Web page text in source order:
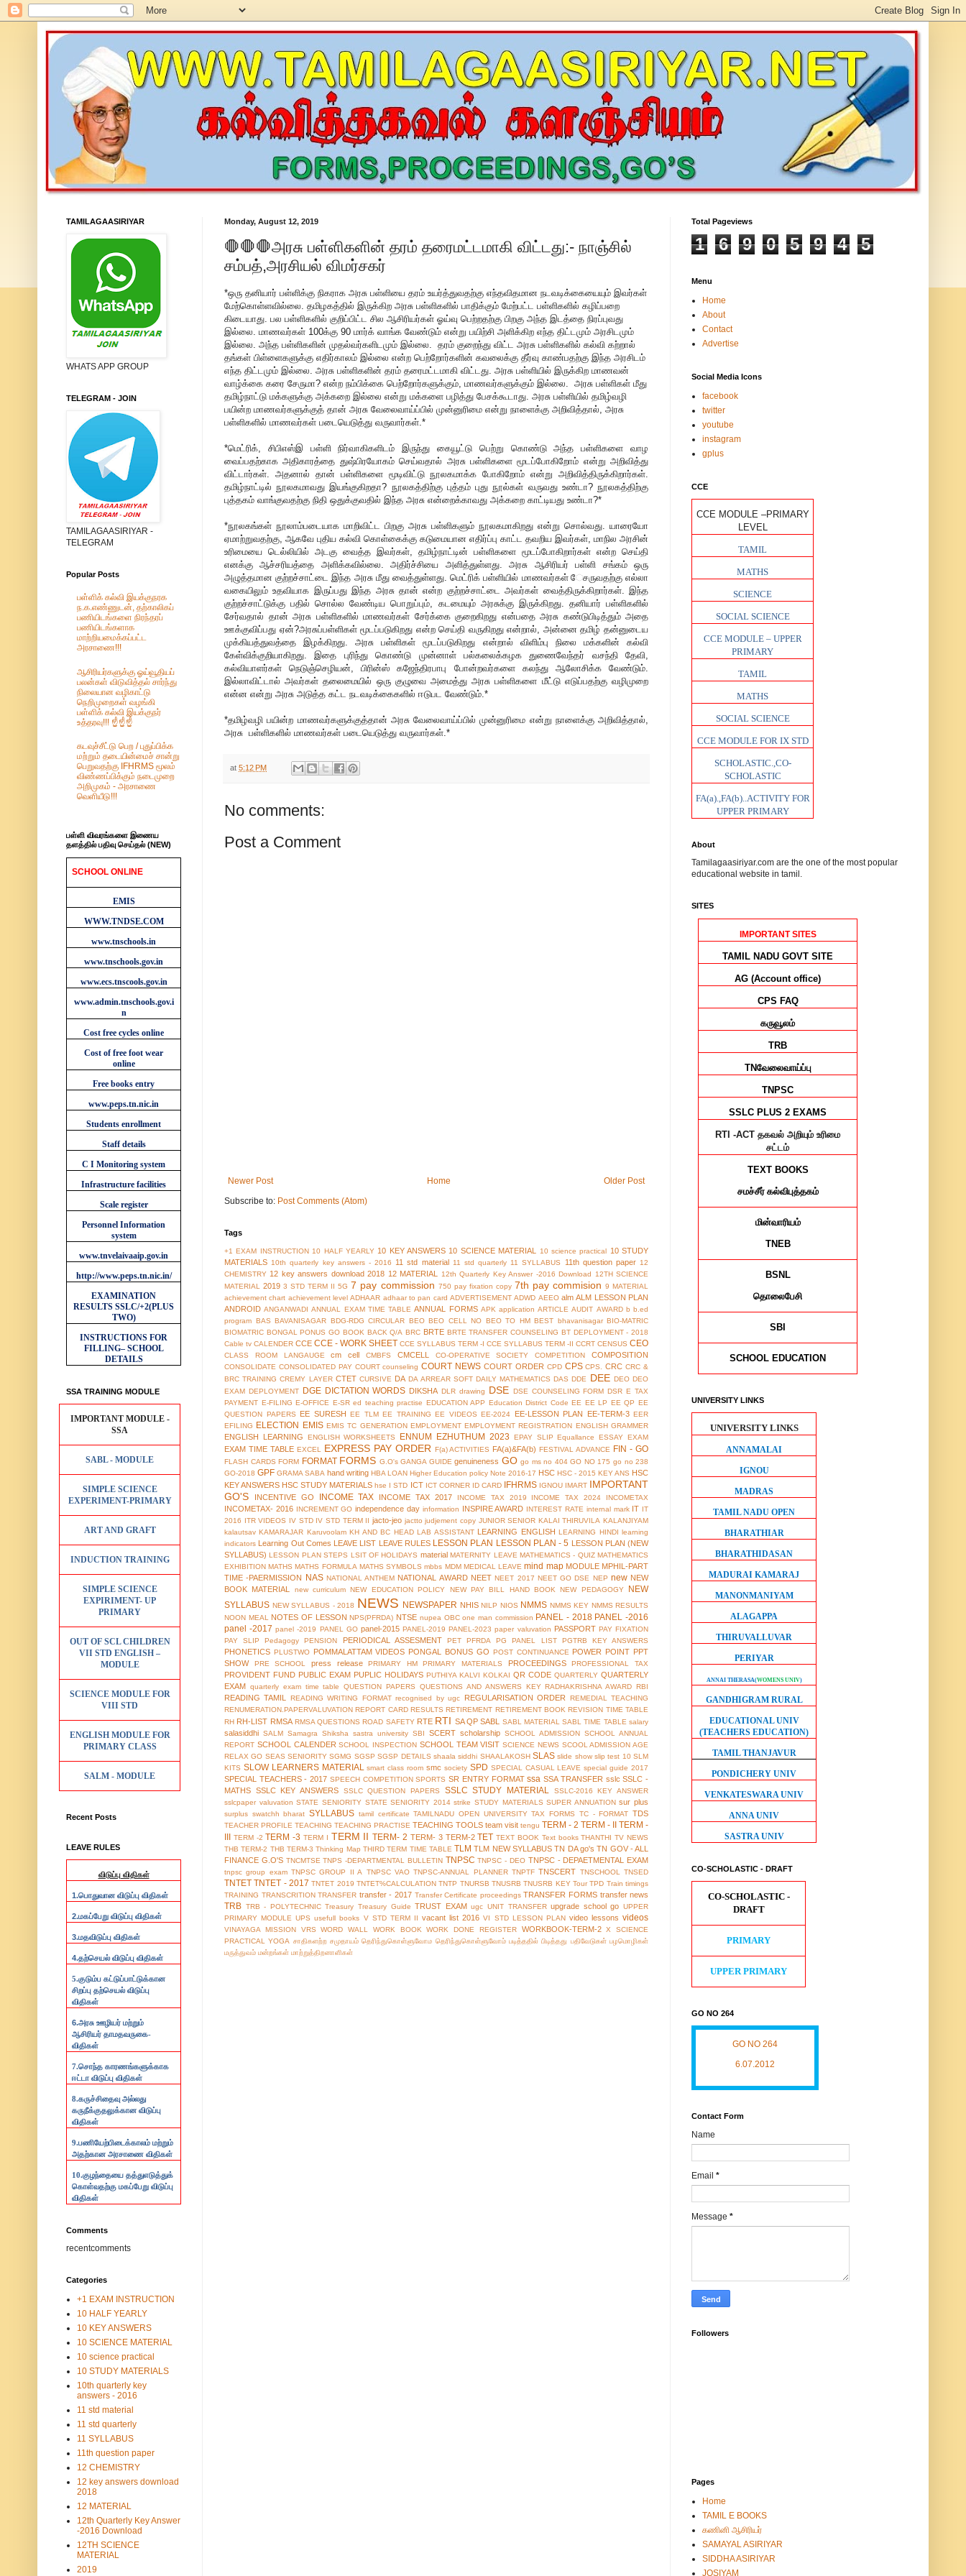
Monday, August 12, 2019
🛑🛑🛑அரசு பள்ளிகளின் தரம் தரைமட்டமாகி விட்டது:- நாஞ்சில்
சம்பத்,அரசியல் விமர்சகர்
*ஒரு தனியார் பள்ளிக்கு நிகராக அரசு பள்ளியை தரம் உயர்த்துவதற்கு எந்தவிதமான நடவடிக்கையையும் இவர்கள்
மேற்கொள்ளவில்லை. தமிழகத்தில் இருக்கிற அரசு பள்ளிகளில் பாதிக்கும் மேற்பட்ட பள்ளிகளில் கழிப்பறை
கிடையாது. பல பள்ளிகளில் குறிப்பிட்ட சில ஆசிரியர்கள் ஓய்வு பெற்றதற்கு பிறகு அந்த இடத்தை நிரப்புவது
இல்லை. மாணவர்கள் 100க்கு 90 மார்க் வாங்க வேண்டும் என்று பயிற்சி அளிக்கிற எந்த திட்டமும் அரசிடமும்
இல்லை. அந்த பள்ளிகளின் முதல்வர்களிடமும் இல்லை. தரம் குறைந்து விட்ட அரசு பள்ளிகளில் கல்வி கற்றால்
தங்கள் பிள்ளைகளுக்கு எதிர்காலம் இல்லை என்ற பெற்றோர்களின் கவலைக்கு தீர்வு காண்பதற்கு இந்த அரசிடம்
எந்த திட்டமும் இல்லை. அரசு பள்ளிகளின் தரம் தரைமட்டமாகி விட்டது. அரசு பள்ளியில் இருக்கிற மாணவன்
வாழ்க்கை கரை சேருமா? என்ற நம்பிக்கை பெற்றோர்களுக்கும், மாணவர்களுக்கும் இல்லை. அரசு பள்ளிகள் மீது
தமிழ்நாட்டு மக்களுக்கு அக்கறை இல்லை என்று மக்களை பழித்து பேசக்கூடாது. அரசு பள்ளியில் தமிழ்வழி
பயின்ற மாணவர்களுக்குத் தான் அரசு வேலைவாய்ப்பில் முன்னுரிமை என்று நாளைக்கு அறிவித்தால், அரசு
பள்ளிகளில் மாணவர்கள் படையெடுத்து வருவார்கள்.*
*மெட்ரிக், சிபிஎஸ்இ பள்ளி நிர்வாகிகளிடம் இருந்து கையூட்டு பெற்று கொண்டு அந்த பள்ளிகளை வாழ
வைப்பதற்காக அதிகாரத்தை துஷ்பிரயோகம் செய்வதால் அரசு பள்ளிகளை மூடப்போகிறோம் என்று அறிவித்து
விட்டார்கள். அதனால் தான் பள்ளிகளை மூடிவிட்டு நூலகமாக்க போகிறோம் என்று அறிவித்திருக்கிறார்கள்.
தமிழ்நாட்டில் நூலகமாவது இயங்குகிறதா? நூலகத்திற்கு புத்தம் புது நூல்கள் வருவது உண்டா? நூலகத்திற்கு
புத்தகம் வாங்குவதற்கு நிதி ஒதுக்குவதில் இந்த அரசு என்றைக்காவது அக்கறை காட்டியது உண்டா?*
*நூலகங்கள் நூலாம்படையாக மாறிவிட்ட பிறகு அரசு பள்ளிகளும் நூலகமாகிறது என்று சொல்வது. யாரையோ
ஏமாற்றுவதற்கு, ஆகவே புதிய கல்வி கொள்கைக்கு கடுமையான எதிர்ப்பு காட்ட தவறிய இவர்கள், மாநில அரசின்
உரிமையை டெல்லியில் அடகு வைத்த இவர்கள், தமிழ்நாட்டின் பள்ளிகளை மூடப்போகிறார்கள் என்ற செய்தி
எனக்கு ஆச்சரியத்தை அளிக்கவில்லை. அதிர்ச்சியை அளித்துள்ளது. அரசு ஆசிரியர் பள்ளி சங்கம் ஒரு
அழுத்தமான குற்றச்சாட்டை இந்த அரசு மீது வைத்துள்ளது. மெட்ரிக் பள்ளியில் மாணவர்கள் ேசருவதற்கு எல்லா
வகையிலும் உதவியாக இருப்பது இந்த அரசு தான் என்ற குற்றச்சாட்டை அவர்கள் வைத்திருக்கிறார்கள். இந்த
குற்றச்சாட்டுக்கு பதில் சொல்ல வேண்டிய பொறுப்பும், கடமையும் அரசுக்கு இருக்கிறது. தனியார் பள்ளிகளில்
சேர்வதால் தான் அரசு பள்ளிகளில் மாணவர்கள் சேர்க்கை குறைகிறது என்பதை அரசு கண்டுபிடித்தும் அதை
ஊக்குவிப்பது ஏன்?அரசுப்பள்ளிகள் மூடப்படுகிறது என்ற செய்தி வருகிறது என்றால், அன்னை தமிழ் தன்னுடைய
முக்கியத்துவத்தை இழக்கிறது. அரசு பள்ளிகள் மூடப்படுகிறது என்றால் விளிம்பு நிலை மக்களின் கல்வி
கேள்விக்குறியாகிறது. இதை புரிந்து கொண்டு முன்னாள் பல்கலைக்கழக துணைவேந்தர் வசந்தி தேவி,
கல்வியாளர்கள் நெடுஞ்செழியன், பிரின்ஸ் கஜேந்திரபாபு போன்றவர்களை கலந்து ஆலோசிக்க வேண்டும்.
இல்லாவிட்டால் அவர்கள் தலைமையில் ஒரு குழுவை அமைத்து அரசு பள்ளிகளை மீட்டு எடுப்பதற்கு வழிமுறை
என்ன என்று அரசு அடுத்த கட்ட நடவடிக்கைகளில் ஈடுபட வேண்டும்.*
*தமிழ்வழி பயின்ற மாணவர்களுக்குத்தான் அரசு வேலைவாய்ப்பில் முன்னுரிமை என்று நாளைக்கு அறிவித்தால்,
அரசு பள்ளிகளில் மாணவர்கள் படையெடுத்து வருவார்கள்.*
at 5:12 PM
No comments:
Post a Comment
Newer Post Older Post
Home
Subscribe to: Post Comments (Atom)
Tags
+1 EXAM INSTRUCTION 10 HALF YEARLY 10 KEY ANSWERS 10 SCIENCE MATERIAL 10 science practical 10 STUDY
MATERIALS 10th quarterly key answers - 2016 11 std material 11 std quarterly 11 SYLLABUS 11th question paper 12
CHEMISTRY 12 key answers download 2018 12 MATERIAL 12th Quarterly Key Answer -2016 Download
12TH SCIENCE
MATERIAL
2019 3 STD TERM II 5G 7 pay commission 750 pay fixation copy 7th pay commision 9 MATERIAL
achievement chart achievement level ADHAAR adhaar to pan card ADVERTISEMENT ADWD AEEO alm ALM LESSON PLAN
ANDROID ANGANWADI ANNUAL EXAM TIME TABLE ANNUAL FORMS APK application ARTICLE AUDIT AWARD b b.ed
program BAS BAVANISAGAR BDG-RDG CIRCULAR BEO BEO CELL NO BEO TO HM BEST bhavanisagar BIO-MATRIC
BIOMATRIC BONGAL PONUS GO BOOK BACK Q/A BRC BRTE BRTE TRANSFER COUNSELING BT DEPLOYMENT - 2018
Cable tv CALENDER CCE CCE - WORK SHEET CCE SYLLABUS TERM -I CCE SYLLABUS TERM -II CCRT CENSUS CEO
CLASS ROOM LANGAUGE cm cell CMBFS CMCELL CO-OPERATIVE SOCIETY COMPETITION COMPOSITION
CONSOLIDATE CONSOLIDATED PAY COURT counseling COURT NEWS COURT ORDER CPD CPS CPS. CRC CRC &
BRC TRAINING CREMY LAYER CTET CURSIVE DA DA ARREAR SOFT DAILY MATHEMATICS DAS DDE DEE DEO DEO
EXAM DEPLOYMENT DGE DICTATION WORDS DIKSHA DLR drawing DSE DSE COUNSELING FORM DSR E TAX
PAYMENT E-FILING E-OFFICE E-SR ed teaching practise EDUCATION APP Education District Code EE EE LP EE QP EE
QUESTION PAPERS
EE SURESH EE TLM EE TRAINING EE VIDEOS EE-2024 EE-LESSON PLAN EE-TERM-3 EER
EFILING
ELECTION EMIS EMIS TC GENERATION EMPLOYMENT EMPLOYMENT REGISTRATION ENGLISH GRAMMER
ENGLISH LEARNING ENGLISH WORKSHEETS ENNUM EZHUTHUM 2023 EPAY SLIP Equallance ESSAY EXAM
EXAM TIME TABLE EXCEL EXPRESS PAY ORDER F(a) ACTIVITIES FA(a)&FA(b) FESTIVAL ADVANCE FIN - GO
FLASH CARDS FORM FORMAT FORMS G.O's GANGA GUIDE genuineness GO go ms no 404 GO NO 175 go no 238
GO-2018 GPF GRAMA SABA hand writing HBA LOAN Higher Education policy Note 2016-17 HSC HSC - 2015 KEY ANS HSC
KEY ANSWERS HSC STUDY MATERIALS hse I STD ICT ICT CORNER ID CARD IFHRMS IGNOU IMART IMPORTANT
GO'S
INCENTIVE GO INCOME TAX INCOME TAX 2017 INCOME TAX 2019 INCOME TAX 2024 INCOMETAX
INCOMETAX- 2016 INCREMENT GO independence day information INSPIRE AWARD INTEREST RATE internal mark IT IT
2016 ITR VIDEOS IV STD IV STD TERM II jacto-jeo jactto judjement copy JUNIOR SENIOR KALAI THIRUVILA KALANJIYAM
kalautsav KAMARAJAR Karuvoolam KH AND BC HEAD LAB ASSISTANT LEARNING ENGLISH LEARNING HINDI learning
indicators Learning Out Comes LEAVE LIST LEAVE RULES LESSON PLAN LESSON PLAN - 5 LESSON PLAN (NEW
SYLLABUS) LESSON PLAN STEPS LSIT OF HOLIDAYS material MATERNITY LEAVE MATHEMATICS - QUIZ MATHEMATICS
EXHIBITION MATHS MATHS FORMULA MATHS SYMBOLS mbbs MDM MEDICAL LEAVE mind map MODULE MPHIL-PART
TIME -PAERMISSION
NAS NATIONAL ANTHEM NATIONAL AWARD NEET NEET 2017 NEET GO DSE NEP new NEW
BOOK MATERIAL
new curriculum NEW EDUCATION POLICY NEW PAY BILL HAND BOOK NEW PEDAGOGY
NEW
SYLLABUS NEW SYLLABUS - 2018 NEWS NEWSPAPER NHIS NILP NIOS NMMS NMMS KEY NMMS RESULTS
NOON MEAL
NOTES OF LESSON NPS(PFRDA) NTSE nupea OBC one man commission PANEL - 2018 PANEL -2016
panel -2017 panel -2019 PANEL GO panel-2015 PANEL-2019 PANEL-2023 paper valuvation PASSPORT PAY FIXATION
PAY SLIP
Pedagogy PENSION PERIODICAL ASSESMENT PET PFRDA PG PANEL LIST PGTRB KEY ANSWERS
PHONETICS PLUSTWO POMMALATTAM VIDEOS PONGAL BONUS GO POST CONTINUANCE POWER POINT PPT
SHOW
PRE SCHOOL press release PRIMARY HM PRIMARY MATERIALS PROCEEDINGS PROFESSIONAL TAX
PROVIDENT FUND PUBLIC EXAM PUPLIC HOLIDAYS PUTHIYA KALVI KOLKAI QR CODE QUARTERLY QUARTERLY
EXAM quarterly exam time table QUESTION PAPERS QUESTIONS AND ANSWERS KEY RADHAKRISHNA AWARD RBI
READING TAMIL READING WRITING FORMAT recognised by ugc REGULARISATION ORDER
REMEDIAL TEACHING
RENUMERATION.PAPERVALUVATION REPORT CARD RESULTS RETIREMENT RETIREMENT BOOK REVISION TIME TABLE
RH RH-LIST RMSA RMSA QUESTIONS ROAD SAFETY RTE RTI SA QP SABL SABL MATERIAL SABL TIME TABLE salary
salasiddhi SALM Samagra Shiksha sastra university SBI SCERT scholarship SCHOOL ADMISSION SCHOOL ANNUAL
REPORT SCHOOL CALENDER SCHOOL INSPECTION SCHOOL TEAM VISIT SCIENCE NEWS SCOOL ADMISSION AGE
RELAX GO SEAS SENIORITY SGMG SGSP SGSP DETAILS shaala siddhi SHAALAKOSH SLAS slide show slip test 10 SLM
KITS SLOW LEARNERS MATERIAL smart class room smc society SPD SPECIAL CASUAL LEAVE special guide 2017
SPECIAL TEACHERS - 2017 SPEECH COMPETITION SPORTS SR ENTRY FORMAT ssa SSA TRANSFER sslc SSLC -
MATHS SSLC KEY ANSWERS SSLC QUESTION PAPERS SSLC STUDY MATERIAL
SSLC-2016 KEY ANSWER
sslcpaper valuvation STATE SENIORITY STATE SENIORITY 2014 strike STUDY MATERIALS SUPER ANNUATION sur plus
surplus swatchh bharat SYLLABUS tamil certificate TAMILNADU OPEN UNIVERSITY TAX FORMS TC - FORMAT TDS
TEACHER PROFILE TEACHING TEACHING PRACTISE TEACHING TOOLS team visit tengu TERM - 2 TERM - II
TERM -
TERM -2 TERM -3 TERM I TERM II TERM- 2 TERM- 3 TERM-2 TET TEXT BOOK Text books THANTHI TV NEWS
THB TERM-2 THB TERM-3 Thinking Map THIRD TERM TIME TABLE TLM TLM NEW SYLLABUS TN DA go's TN GOV - ALL
FINANCE G.O'S TNCMTSE TNPS -DEPARTMENTAL BULLETIN TNPSC TNPSC - DEO TNPSC - DEPAETMENTAL EXAM
tnpsc group exam TNPSC GROUP II A TNPSC VAO TNPSC-ANNUAL PLANNER TNPTF TNSCERT TNSCHOOL TNSED
TNTET TNTET - 2017 TNTET 2019 TNTET%CALCULATION TNTP TNURSB TNUSRB TNUSRB KEY Tour TPD Train timings
TRAINING TRANSCRITION TRANSFER transfer - 2017 Transfer Certificate proceedings TRANSFER FORMS transfer news
TRB TRB - POLYTECHNIC Treasury Treasury Guide TRUST EXAM ugc UNIT TRANSFER upgrade school go UPPER
PRIMARY MODULE UPS usefull books V STD TERM II vacant list 2016 VI STD LESSON PLAN video lessons videos
VINAYAGA MISSION VRS WORD WALL WORK BOOK WORK DONE REGISTER WORKBOOK-TERM-2
X SCIENCE
PRACTICAL
YOGA சாதிகளற்ற சமுதாயம் தெரிந்துகொள்ளுவோம தெரிந்துகொள்ளுவோம் படித்ததில் பிடித்தது பதிவேடுகள் பழமொழிகள்
மருத்துவம் மன்றங்கள் மாற்றுத்திறனாளிகள்
TAMILAGAASIRIYAR
WHATS APP GROUP
TELEGRAM - JOIN
TAMILAGAASIRIYAR -
TELEGRAM
Popular Posts
பள்ளிக் கல்வி இயக்குநரக
ந.க.எண்ணுடன், தற்காலிகப்
பணியிடங்களை நிரந்தரப்
பணியிடங்களாக
மாற்றியமைக்கப்பட்ட
அரசாணை!!!
ஆசிரியர்களுக்கு ஓய்வூதியப்
பலன்கள் விடுவித்தல் சார்ந்து
நிலையான வழிகாட்டு
நெறிமுறைகள் வழங்கி
பள்ளிக் கல்வி இயக்குநர்
உத்தரவு!!! ☝️☝️☝️
கடவுச்சீட்டு பெற / புதுப்பிக்க
மற்றும் தடையின்மைச் சான்று
பெறுவதற்கு IFHRMS மூலம்
விண்ணப்பிக்கும் நடைமுறை
அறிமுகம் - அரசாணை
வெளியீடு!!!
பள்ளி விவரங்களை இணைய
தளத்தில் பதிவு செய்தல் (NEW)
SCHOOL ONLINE
EMIS
WWW.TNDSE.COM
www.tnschools.in
www.tnschools.gov.in
www.ecs.tnscools.gov.in
www.admin.tnschools.gov.i
n
Cost free cycles online
Cost of free foot wear
online
Free books entry
www.peps.tn.nic.in
Students enrollment
Staff details
C I Monitoring system
Infrastructure facilities
Scale register
Personnel Information
system
www.tnvelaivaaip.gov.in
http://www.peps.tn.nic.in/
EXAMINATION
RESULTS SSLC/+2(PLUS
TWO)
INSTRUCTIONS FOR
FILLING– SCHOOL
DETAILS
SSA TRAINING MODULE
IMPORTANT MODULE -
SSA
SABL - MODULE
SIMPLE SCIENCE
EXPERIMENT-PRIMARY
ART AND GRAFT
INDUCTION TRAINING
SIMPLE SCIENCE
EXPIRIMENT- UP
PRIMARY
OUT OF SCL CHILDREN
VII STD ENGLISH –
MODULE
SCIENCE MODULE FOR
VIII STD
ENGLISH MODULE FOR
PRIMARY CLASS
SALM - MODULE
Recent Posts
LEAVE RULES
விடுப்பு விதிகள்
1.பொதுவான விடுப்பு விதிகள்
2.மகப்பேறு விடுப்பு விதிகள்
3.மதவிடுப்பு விதிகள்
4.தற்செயல் விடுப்பு விதிகள்
5.குடும்ப கட்டுப்பாட்டுக்கான
சிறப்பு தற்செயல் விடுப்பு
விதிகள்
6.அரசு ஊழியர் மற்றும்
ஆசிரியர் தாமதவருகை-
விதிகள்
7.சொந்த காரணங்களுக்காக
ஈட்டா விடுப்பு விதிகள்
8.கருச்சிதைவு அல்லது
கருநீக்குதலுக்கான விடுப்பு
விதிகள்
9.பணியேற்பிடைக்காலம் மற்றும்
அதற்கான அரசாணை விதிகள்
10.குழந்தையை தத்துஎடுத்துக்
கொள்வதற்கு மகப்பேறு விடுப்பு
விதிகள்
Comments
recentcomments
Categories
+1 EXAM INSTRUCTION
10 HALF YEARLY
10 KEY ANSWERS
10 SCIENCE MATERIAL
10 science practical
10 STUDY MATERIALS
10th quarterly key
answers - 2016
11 std material
11 std quarterly
11 SYLLABUS
11th question paper
12 CHEMISTRY
12 key answers download
2018
12 MATERIAL
12th Quarterly Key Answer
-2016 Download
12TH SCIENCE
MATERIAL
2019
Total Pageviews
1 6 9 0 5 9 4 5
Menu
Home
About
Contact
Advertise
Social Media Icons
facebook
twitter
youtube
instagram
gplus
CCE
CCE MODULE –PRIMARY
LEVEL
TAMIL
MATHS
SCIENCE
SOCIAL SCIENCE
CCE MODULE – UPPER
PRIMARY
TAMIL
MATHS
SOCIAL SCIENCE
CCE MODULE FOR IX STD
SCHOLASTIC.,CO-
SCHOLASTIC
FA(a).,FA(b)..ACTIVITY FOR
UPPER PRIMARY
About
Tamilagaasiriyar.com are the one of the most popular
educational website in tamil.
SITES
IMPORTANT SITES
TAMIL NADU GOVT SITE
AG (Account office)
CPS FAQ
கருவூலம்
TRB
TNவேலைவாய்ப்பு
TNPSC
SSLC PLUS 2 EXAMS
RTI -ACT தகவல் அறியும் உரிமை
சட்டம்
TEXT BOOKS
சமச்சீர் கல்விபுத்தகம்
மின்வாரியம்
TNEB
BSNL
தொலைபேசி
SBI
SCHOOL EDUCATION
UNIVERSITY LINKS
UNIVERSITY LINKS
ANNAMALAI
IGNOU
MADRAS
TAMIL NADU OPEN
BHARATHIAR
BHARATHIDASAN
MADURAI KAMARAJ
MANONMANIYAM
ALAGAPPA
THIRUVALLUVAR
PERIYAR
ANNAI THERASA(WOMENS UNIV)
GANDHIGRAM RURAL
EDUCATIONAL UNIV
(TEACHERS EDUCATION)
TAMIL THANJAVUR
PONDICHERY UNIV
VENKATESWARA UNIV
ANNA UNIV
SASTRA UNIV
CO-SCHOLASTIC - DRAFT
CO-SCHOLASTIC -
DRAFT
PRIMARY
UPPER PRIMARY
GO NO 264
GO NO 264
6.07.2012
Contact Form
Name
Email *
Message *
Followers
Pages
Home
TAMIL E BOOKS
கணினி ஆசிரியர்
SAMAYAL ASIRIYAR
SIDDHA ASIRIYAR
JOSIYAM